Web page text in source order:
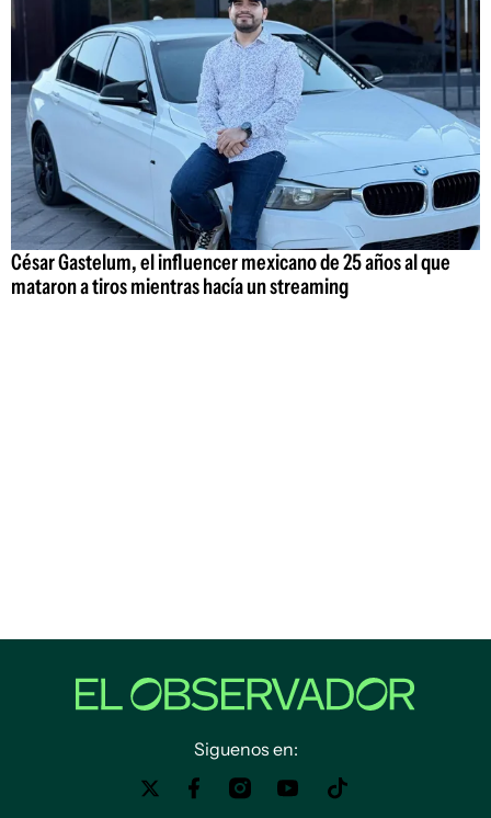
César Gastelum, el influencer mexicano de 25 años al que
mataron a tiros mientras hacía un streaming
Siguenos en: